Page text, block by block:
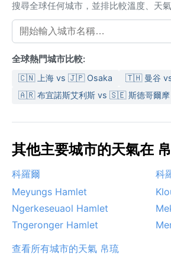
搜尋全球任何城市，並排比較溫度、天氣
全球熱門城市比較:
🇨🇳 上海 vs 🇯🇵 Osaka 🇹🇭 曼谷
🇦🇷 布宜諾斯艾利斯 vs 🇸🇪 斯德哥爾摩
其他主要城市的天氣在
科羅爾 科
Meyungs Hamlet
Ngerkeseuaol Hamlet
Tngeronger Hamlet
查看所有城市的天氣 帛琉